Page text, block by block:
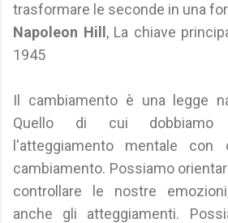
trasformare le seconde in una
Napoleon Hill , La chiave
1945
Il cambiamento è una legge
Quello di cui dobbiamo
l'atteggiamento mentale con
cambiamento. Possiamo
controllare le nostre
anche gli atteggiamenti.